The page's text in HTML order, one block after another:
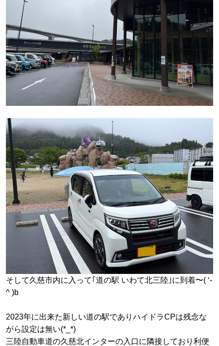
そして久慈市内に入って｢道の駅 いわて北三陸｣に到着〜( ‘-
^ )b
2023年に出来た新しい道の駅でありハイドラCPは残念な
がら設定は無い(*_*)
三陸自動車道の久慈北インターの入口に隣接しており利便